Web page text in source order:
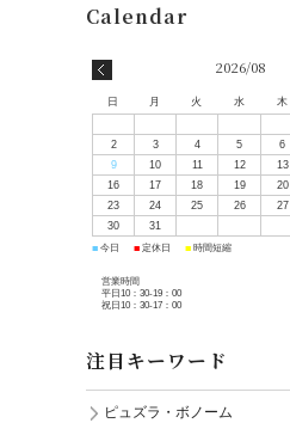
2026/08
日 月 火 水 木
2
3 4 5 6
9
10 11 12 13
16
17 18 19 20
23
24 25 26 27
30
31
■ 今日 ■ 定休日 ■ 時間短縮
営業時間
平日10：30-19：00
祝日10：30-17：00
注目キーワード
ピュズラ・ボノーム